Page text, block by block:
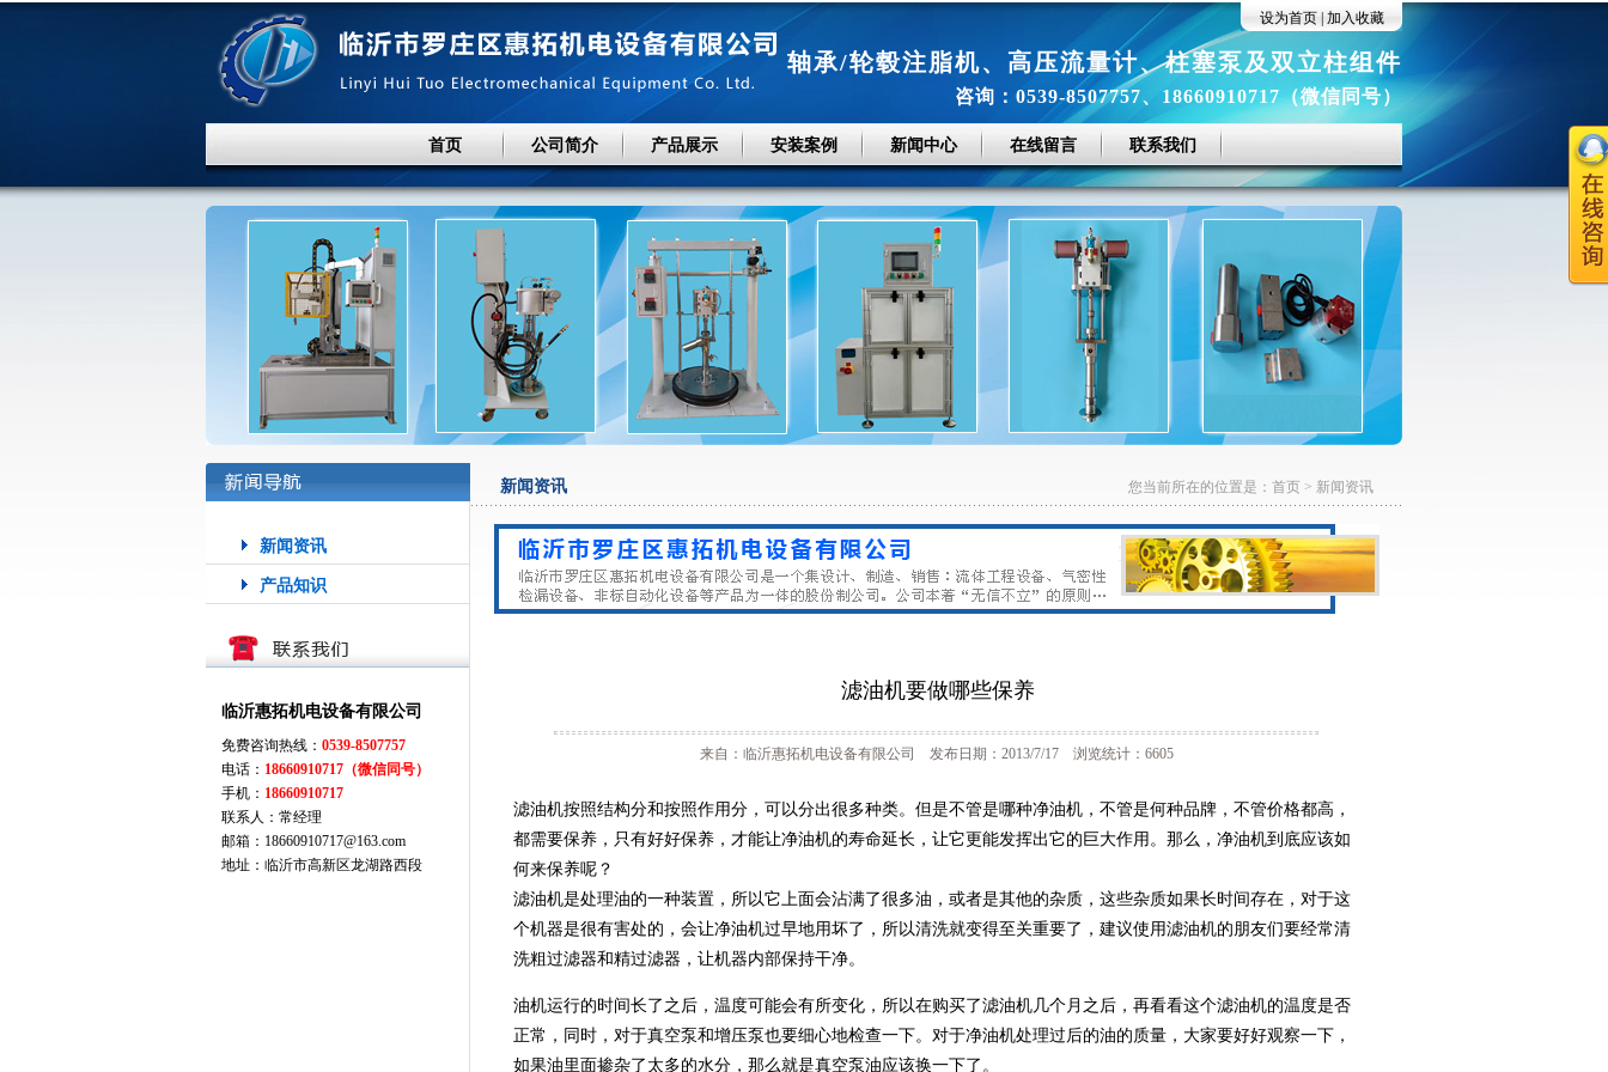
设为首页| 加入收藏
轴承/轮毂注脂机、 高压流量计、柱塞泵及双立柱组件
咨询：0539-8507757、18660910717（微信同号）
首页 公司简介 产品展示 安装案例 新闻中心 在线留言 联系我们
新闻资讯
产品知识
临沂惠拓机电设备有限公司
免费咨询热线： 0539-8507757
电话： 18660910717（微信同号）
手机： 18660910717
联系人：常经理
邮箱：18660910717@163.com
地址：临沂市高新区龙湖路西段
新闻资讯 您当前所在的位置是： 首页> 新闻资讯
滤油机要做哪些保养
来自：临沂惠拓机电设备有限公司 发布日期：2013/7/17 浏览统计：6605
滤油机按照结构分和按照作用分，可以分出很多种类。但是不管是哪种净油机，不管是何种品牌，不管价格都高，
都需要保养，只有好好保养，才能让净油机的寿命延长，让它更能发挥出它的巨大作用。那么，净油机到底应该如
何来保养呢？
滤油机是处理油的一种装置，所以它上面会沾满了很多油，或者是其他的杂质，这些杂质如果长时间存在，对于这
个机器是很有害处的，会让净油机过早地用坏了，所以清洗就变得至关重要了，建议使用滤油机的朋友们要经常清
洗粗过滤器和精过滤器，让机器内部保持干净。
油机运行的时间长了之后，温度可能会有所变化，所以在购买了滤油机几个月之后，再看看这个滤油机的温度是否
正常，同时，对于真空泵和增压泵也要细心地检查一下。对于净油机处理过后的油的质量，大家要好好观察一下，
如果油里面掺杂了太多的水分，那么就是真空泵油应该换一下了。